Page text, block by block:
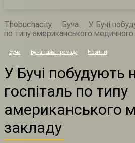
Thebuchacity Буча
У Бучі
по типу американського медичного
Буча Бучанська громада Новини
У Бучі побудують
госпіталь по типу
американського
закладу